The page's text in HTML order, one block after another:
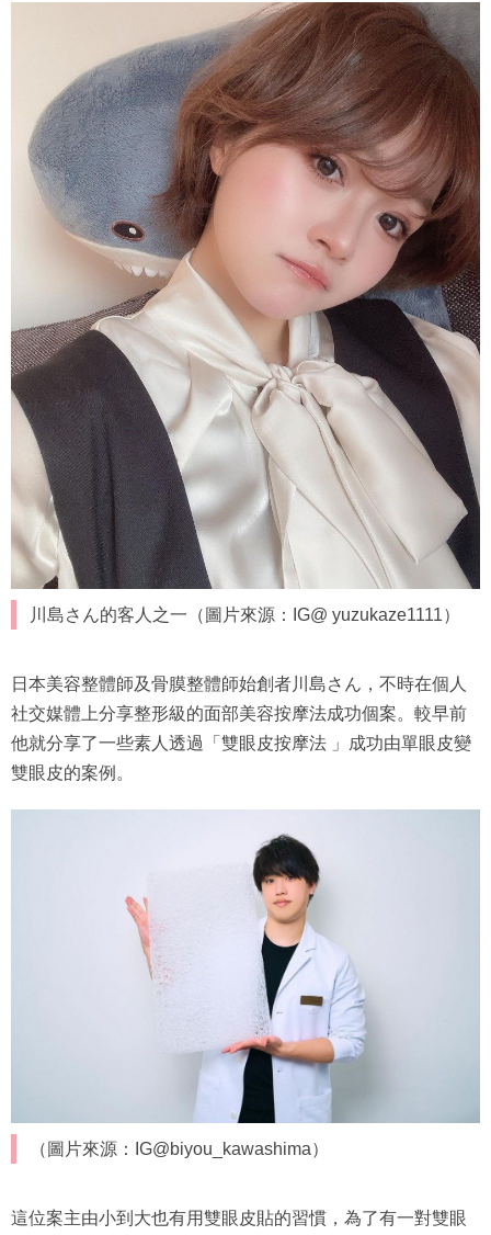
川島さん的客人之一（圖片來源：IG@ yuzukaze1111）
日本美容整體師及骨膜整體師始創者川島さん，不時在個人
社交媒體上分享整形級的面部美容按摩法成功個案。較早前
他就分享了一些素人透過「雙眼皮按摩法 」成功由單眼皮變
雙眼皮的案例。
（圖片來源：IG@biyou_kawashima）
這位案主由小到大也有用雙眼皮貼的習慣，為了有一對雙眼